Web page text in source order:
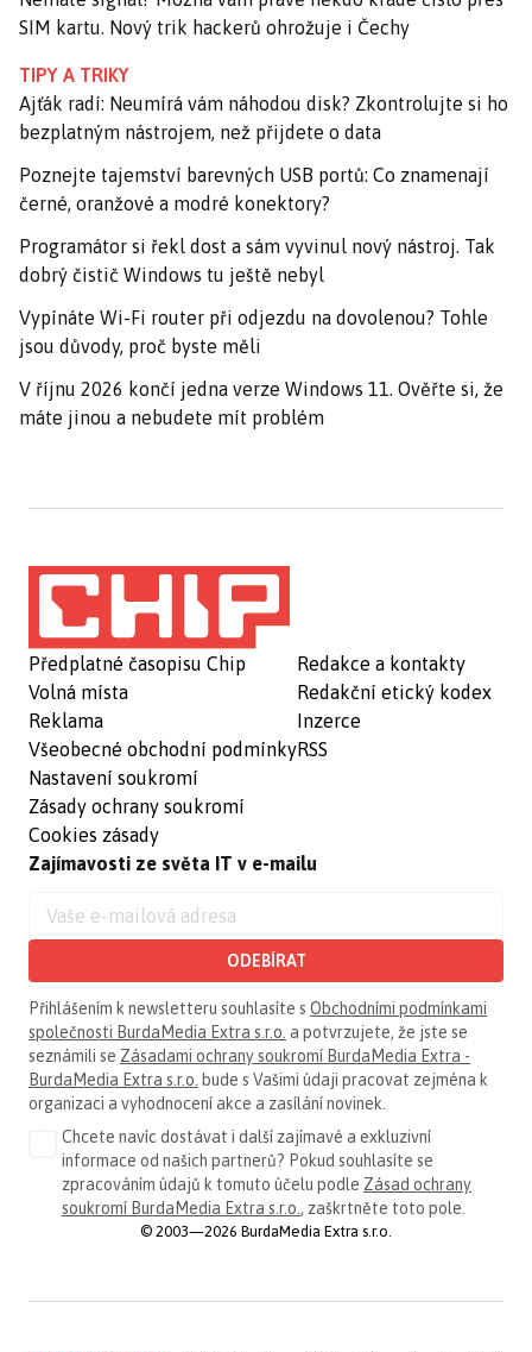
SIM kartu. Nový trik hackerů ohrožuje i Čechy
TIPY A TRIKY
Ajťák radí: Neumírá vám náhodou disk? Zkontrolujte si ho
bezplatným nástrojem, než přijdete o data
Poznejte tajemství barevných USB portů: Co znamenají
černé, oranžové a modré konektory?
Programátor si řekl dost a sám vyvinul nový nástroj. Tak
dobrý čistič Windows tu ještě nebyl
Vypínáte Wi-Fi router při odjezdu na dovolenou? Tohle
jsou důvody, proč byste měli
V říjnu 2026 končí jedna verze Windows 11. Ověřte si, že
máte jinou a nebudete mít problém
Předplatné časopisu Chip
Volná místa
Reklama
Všeobecné obchodní podmínky
Nastavení soukromí
Zásady ochrany soukromí
Cookies zásady
Redakce a kontakty
Redakční etický kodex
Inzerce
RSS
Zajímavosti ze světa IT v e-mailu
ODEBÍRAT
Přihlášením k newsletteru souhlasíte s Obchodními podmínkami
společnosti BurdaMedia Extra s.r.o. a potvrzujete, že jste se
seznámili se Zásadami ochrany soukromí BurdaMedia Extra -
BurdaMedia Extra s.r.o. bude s Vašimi údaji pracovat zejména k
organizaci a vyhodnocení akce a zasílání novinek.
Chcete navíc dostávat i další zajímavé a exkluzivní
informace od našich partnerů? Pokud souhlasíte se
zpracováním údajů k tomuto účelu podle Zásad ochrany
soukromí BurdaMedia Extra s.r.o., zaškrtněte toto pole.
© 2003—2026 BurdaMedia Extra s.r.o.